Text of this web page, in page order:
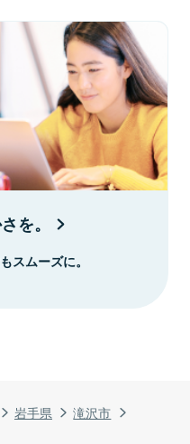
岩手県
滝沢市
を。
スムーズに。